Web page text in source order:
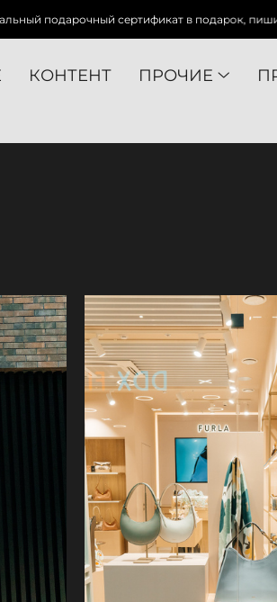
КОНТЕНТ ПРОЧИЕ
сертификат в подарок, пишите мне в соц